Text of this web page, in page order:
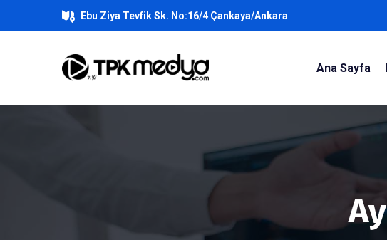
Ebu Ziya Tevfik Sk. No:16/4 Çankaya/Ankara
Ana Sayfa